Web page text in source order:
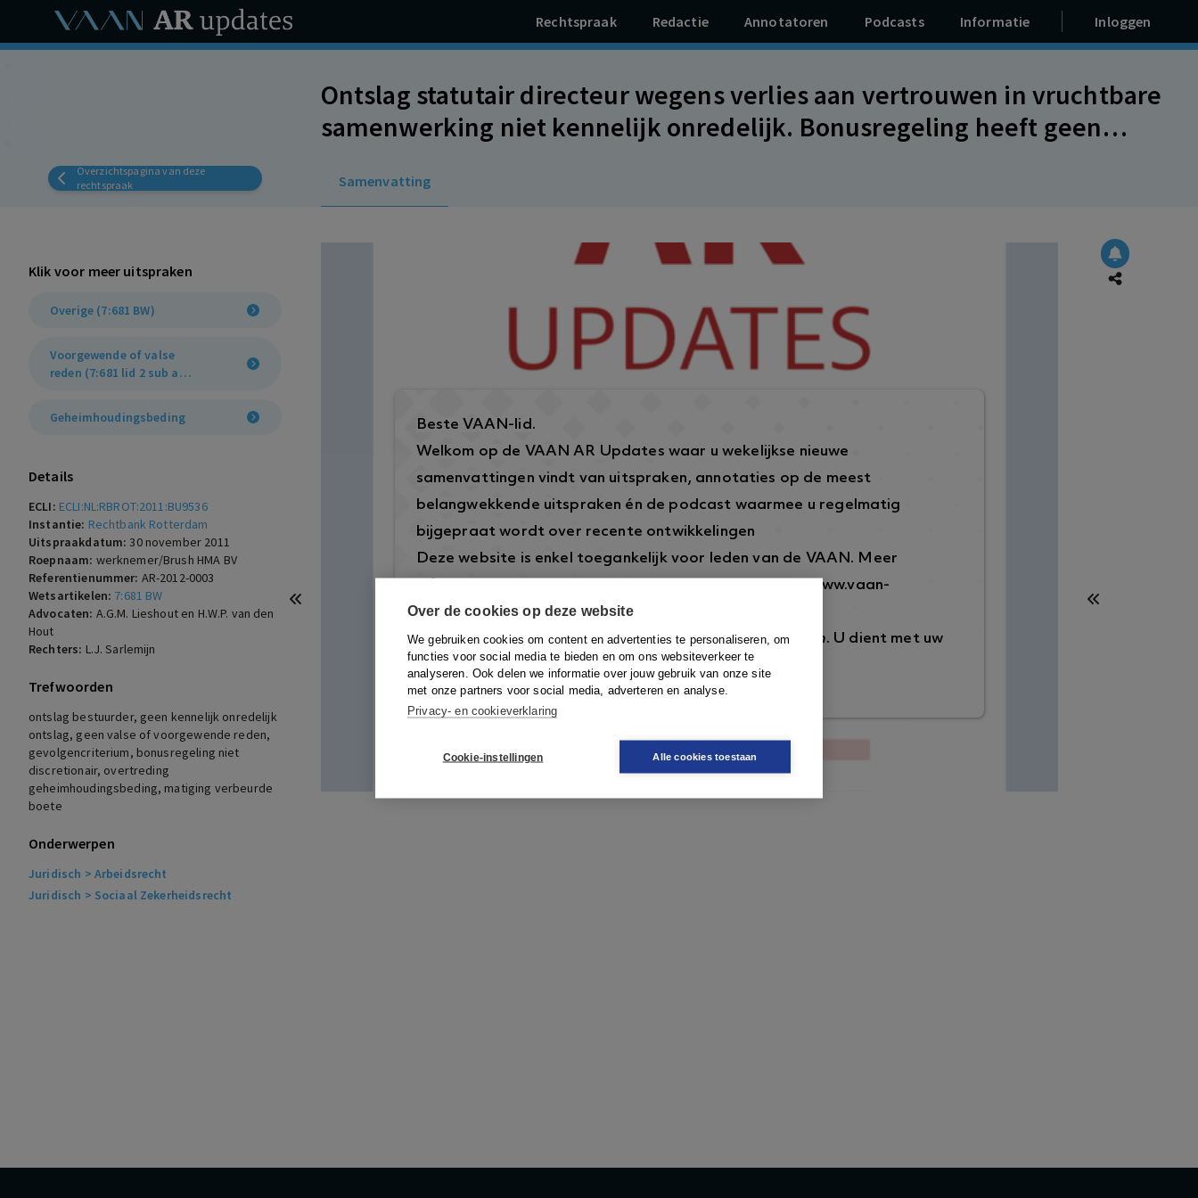
Over de cookies op deze website
We gebruiken cookies om content en advertenties te personaliseren, om
functies voor social media te bieden en om ons websiteverkeer te
analyseren. Ook delen we informatie over jouw gebruik van onze site
met onze partners voor social media, adverteren en analyse.
Privacy- en cookieverklaring
Cookie-instellingen Alle cookies toestaan
Rechtspraak Redactie Annotatoren Podcasts Informatie Inloggen
Overzichtspagina van deze
rechtspraak
Ontslag statutair directeur wegens verlies aan vertrouwen in vruchtbare
samenwerking niet kennelijk onredelijk. Bonusregeling heeft geen
boete
Samenvatting
Klik voor meer uitspraken
Overige (7:681 BW)
Voorgewende of valse
reden (7:681 lid 2 sub a
Geheimhoudingsbeding
Details
ECLI: ECLI:NL:RBROT:2011:BU9536
Instantie: Rechtbank Rotterdam
Uitspraakdatum:30 november 2011
Roepnaam: werknemer/Brush HMA BV
Referentienummer: AR-2012-0003
Wetsartikelen: 7:681 BW
Advocaten: A.G.M. Lieshout en H.W.P. van den
Hout
Rechters: L.J. Sarlemijn
Trefwoorden
ontslag bestuurder, geen kennelijk onredelijk
ontslag, geen valse of voorgewende reden,
gevolgencriterium, bonusregeling niet
discretionair, overtreding
geheimhoudingsbeding, matiging verbeurde
boete
Onderwerpen
Juridisch > Arbeidsrecht
Juridisch > Sociaal Zekerheidsrecht
Beste VAAN-lid.
Welkom op de VAAN AR Updates waar u wekelijkse nieuwe
samenvattingen vindt van uitspraken, annotaties op de meest
belangwekkende uitspraken én de podcast waarmee u regelmatig
bijgepraat wordt over recente ontwikkelingen
Deze website is enkel toegankelijk voor leden van de VAAN. Meer
https://www.vaan-
arbeidsrecht.nl/.
Om in te loggen klikt u rechtsboven op de knopInloggen. U dient met uw
VAAN-account in te loggen om toegang te krijgen.